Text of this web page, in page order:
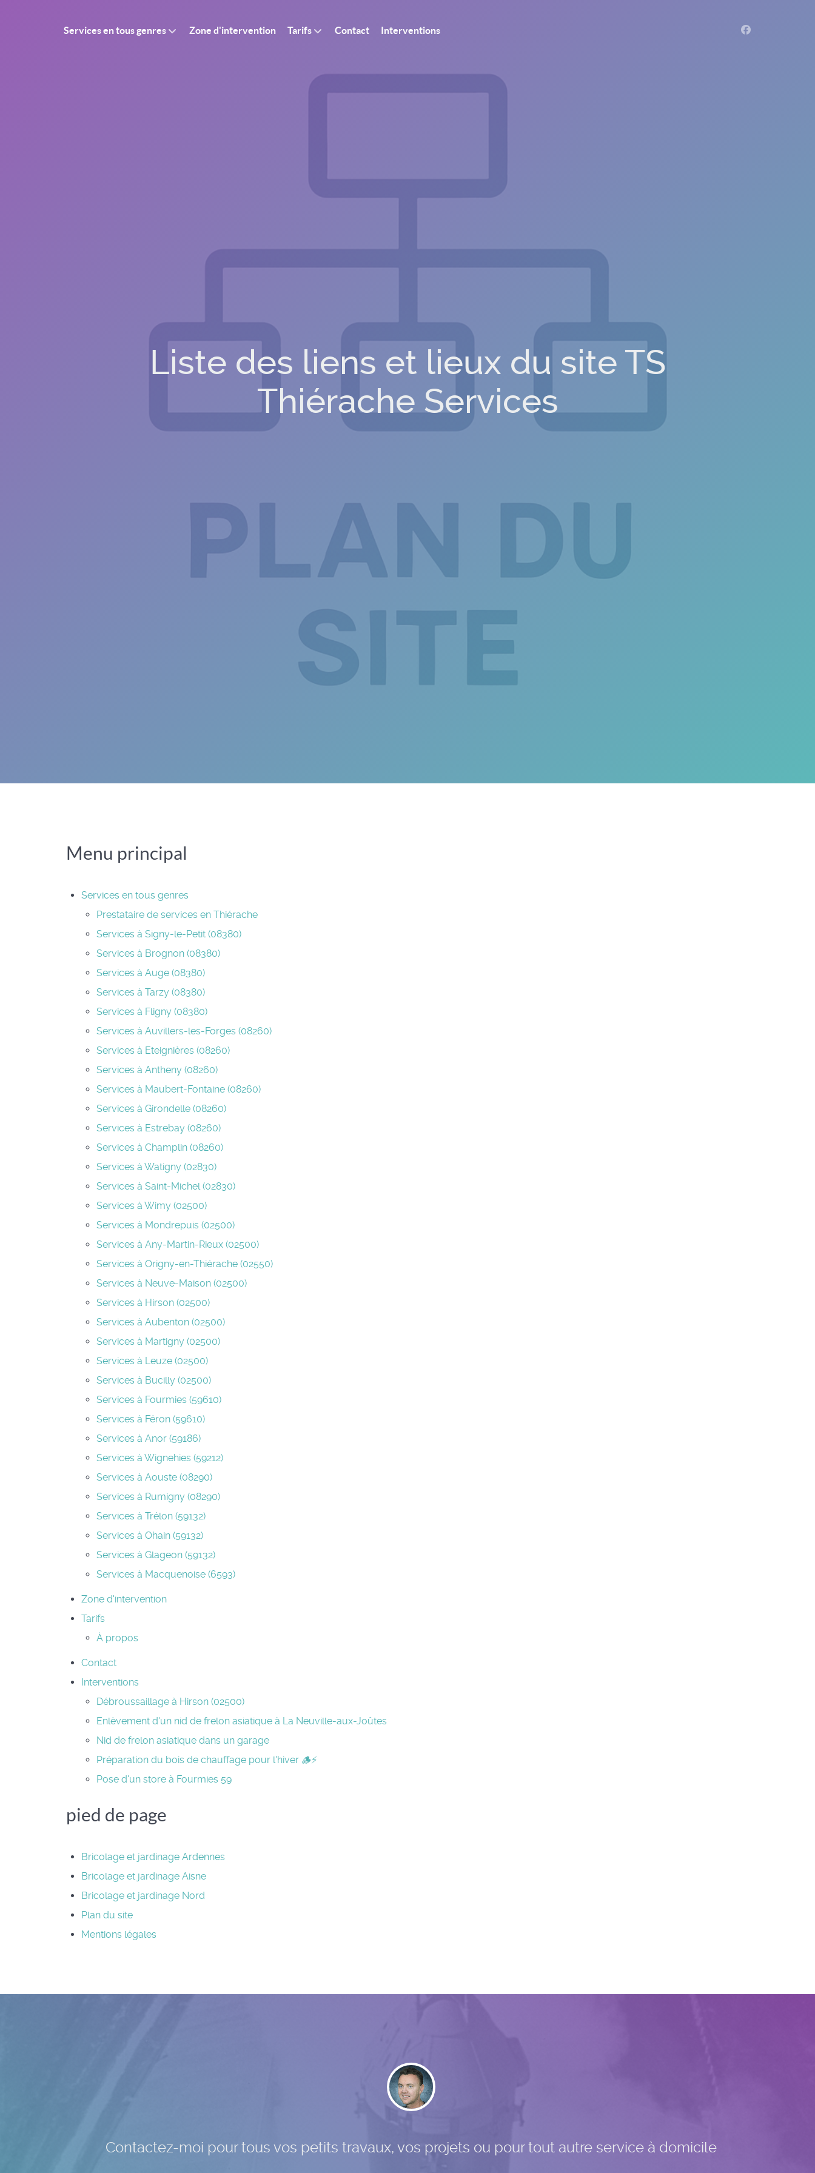
Services en tous genres Zone d'intervention Tarifs Contact Interventions
Liste des liens et lieux du site TS
Thiérache Services
Menu principal
Services en tous genres
Prestataire de services en Thiérache
Services à Signy-le-Petit (08380)
Services à Brognon (08380)
Services à Auge (08380)
Services à Tarzy (08380)
Services à Fligny (08380)
Services à Auvillers-les-Forges (08260)
Services à Eteignières (08260)
Services à Antheny (08260)
Services à Maubert-Fontaine (08260)
Services à Girondelle (08260)
Services à Estrebay (08260)
Services à Champlin (08260)
Services à Watigny (02830)
Services à Saint-Michel (02830)
Services à Wimy (02500)
Services à Mondrepuis (02500)
Services à Any-Martin-Rieux (02500)
Services à Origny-en-Thiérache (02550)
Services à Neuve-Maison (02500)
Services à Hirson (02500)
Services à Aubenton (02500)
Services à Martigny (02500)
Services à Leuze (02500)
Services à Bucilly (02500)
Services à Fourmies (59610)
Services à Féron (59610)
Services à Anor (59186)
Services à Wignehies (59212)
Services à Aouste (08290)
Services à Rumigny (08290)
Services à Trélon (59132)
Services à Ohain (59132)
Services à Glageon (59132)
Services à Macquenoise (6593)
Zone d'intervention
Tarifs
À propos
Contact
Interventions
Débroussaillage à Hirson (02500)
Enlèvement d'un nid de frelon asiatique à La Neuville-aux-Joûtes
Nid de frelon asiatique dans un garage
Préparation du bois de chauffage pour l'hiver 🪵⚡
Pose d'un store à Fourmies 59
pied de page
Bricolage et jardinage Ardennes
Bricolage et jardinage Aisne
Bricolage et jardinage Nord
Plan du site
Mentions légales
Contactez-moi pour tous vos petits travaux, vos projets ou pour tout autre service à domicile